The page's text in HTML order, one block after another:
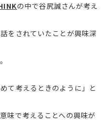
の中で谷尻誠さんが考え
をされていたことが興味深
て考えるときのように」と
味で考えることへの興味が